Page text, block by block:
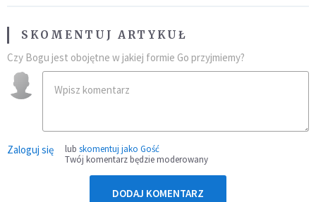
SKOMENTUJ ARTYKUŁ
Czy Bogu jest obojętne w jakiej formie Go przyjmiemy?
Zaloguj się lub skomentuj jako Gość
Twój komentarz będzie moderowany
DODAJ KOMENTARZ